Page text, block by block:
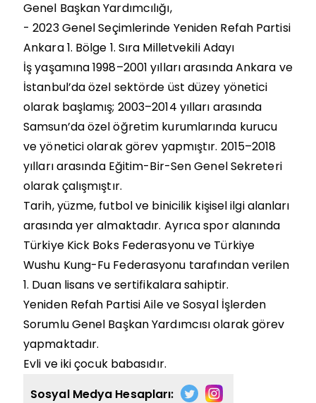
Genel Başkan Yardımcılığı,
- 2023 Genel Seçimlerinde Yeniden Refah Partisi
Ankara 1. Bölge 1. Sıra Milletvekili Adayı
İş yaşamına 1998–2001 yılları arasında Ankara ve
İstanbul’da özel sektörde üst düzey yönetici
olarak başlamış; 2003–2014 yılları arasında
Samsun’da özel öğretim kurumlarında kurucu
ve yönetici olarak görev yapmıştır. 2015–2018
yılları arasında Eğitim-Bir-Sen Genel Sekreteri
olarak çalışmıştır.
Tarih, yüzme, futbol ve binicilik kişisel ilgi alanları
arasında yer almaktadır. Ayrıca spor alanında
Türkiye Kick Boks Federasyonu ve Türkiye
Wushu Kung-Fu Federasyonu tarafından verilen
1. Duan lisans ve sertifikalara sahiptir.
Yeniden Refah Partisi Aile ve Sosyal İşlerden
Sorumlu Genel Başkan Yardımcısı olarak görev
yapmaktadır.
Evli ve iki çocuk babasıdır.
Sosyal Medya Hesapları: